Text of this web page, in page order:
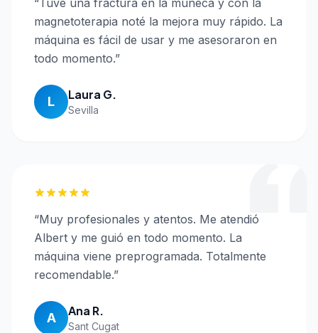
“Tuve una fractura en la muñeca y con la
magnetoterapia noté la mejora muy rápido. La
máquina es fácil de usar y me asesoraron en
todo momento.”
L Laura G.
Sevilla
“Muy profesionales y atentos. Me atendió
Albert y me guió en todo momento. La
máquina viene preprogramada. Totalmente
recomendable.”
A Ana R.
Sant Cugat